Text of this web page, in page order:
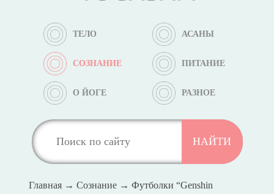
ТЕЛО АСАНЫ
СОЗНАНИЕ ПИТАНИЕ
О ЙОГЕ РАЗНОЕ
Главная→ Сознание→ Футболки “Genshin